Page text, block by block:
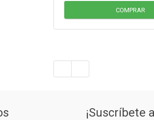
COMPRAR
¡Suscríbete